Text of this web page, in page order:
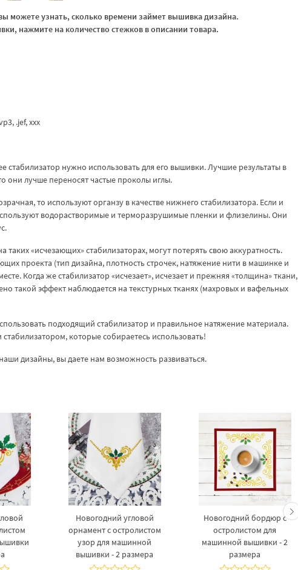
можете узнать, сколько времени займет вышивка дизайна.
нажмите на количество стежков в описании товара.
.jef, xxx
стабилизатор нужно использовать для его вышивки. Лучшие результаты в
они лучше переносят частые проколы иглы.
то используют органзу в качестве нижнего стабилизатора. Если и
водорастворимые и терморазрушимые пленки и флизелины. Они
«исчезающих» стабилизаторах, могут потерять свою аккуратность.
проекта (тип дизайна, плотность строчек, натяжение нити в машинке и
Когда же стабилизатор «исчезает», исчезает и прежняя «толщина» ткани,
такой эффект наблюдается на текстурных тканях (махровых и вафельных
подходящий стабилизатор и правильное натяжение материала.
которые собираетесь использовать!
дизайны, вы даете нам возможность развиваться.
Новогодний угловой
орнамент с остролистом
узор для машинной
вышивки - 2 размера
Новогодний бордюр с
остролистом для
машинной вышивки - 2
размера